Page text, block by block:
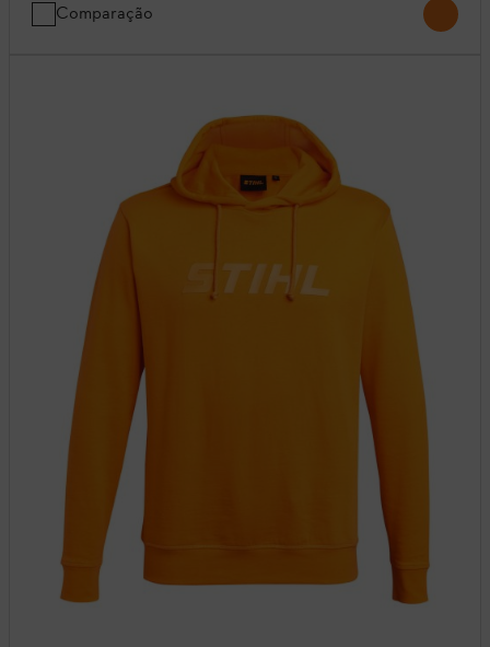
Comparação